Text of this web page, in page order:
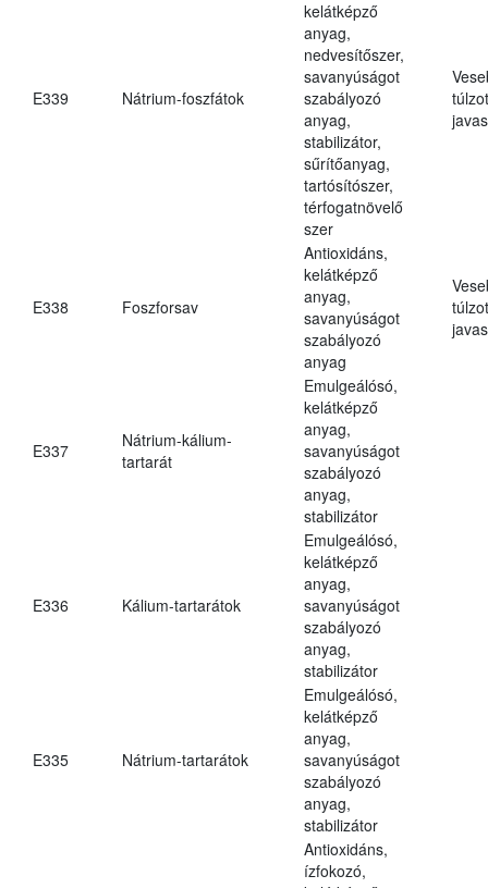
E339 Nátrium-foszfátok
kelátképző
anyag,
nedvesítőszer,
savanyúságot
szabályozó
anyag,
stabilizátor,
sűrítőanyag,
tartósítószer,
térfogatnövelő
szer
E338 Foszforsav
Antioxidáns,
kelátképző
anyag,
savanyúságot
szabályozó
anyag
E337
Nátrium-kálium-
tartarát
Emulgeálósó,
kelátképző
anyag,
savanyúságot
szabályozó
anyag,
stabilizátor
E336 Kálium-tartarátok
Emulgeálósó,
kelátképző
anyag,
savanyúságot
szabályozó
anyag,
stabilizátor
E335 Nátrium-tartarátok
Emulgeálósó,
kelátképző
anyag,
savanyúságot
szabályozó
anyag,
stabilizátor
Antioxidáns,
ízfokozó,